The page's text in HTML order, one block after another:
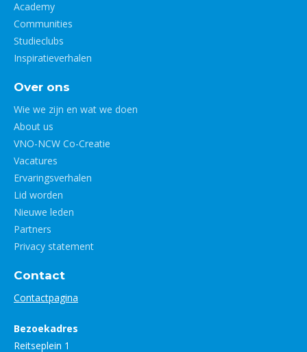
Academy
Communities
Studieclubs
Inspiratieverhalen
Over ons
Wie we zijn en wat we doen
About us
VNO-NCW Co-Creatie
Vacatures
Ervaringsverhalen
Lid worden
Nieuwe leden
Partners
Privacy statement
Contact
Contactpagina
Bezoekadres
Reitseplein 1